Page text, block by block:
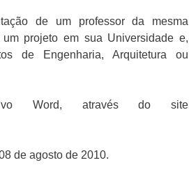
de um professor da mesma
projeto em sua Universidade e,
de Engenharia, Arquitetura ou
Word, através do site
de agosto de 2010.